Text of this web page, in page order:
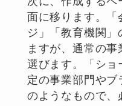
面に移ります。「
ジ」「教育機関
ますが、通常の
選びます。「ショ
定の事業部門やブ
のようなもので、